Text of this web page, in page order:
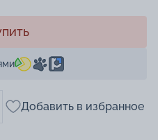
Добавить в избранное